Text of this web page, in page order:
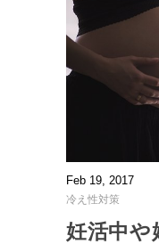
Feb 19, 2017
冷え性対策
妊活中や